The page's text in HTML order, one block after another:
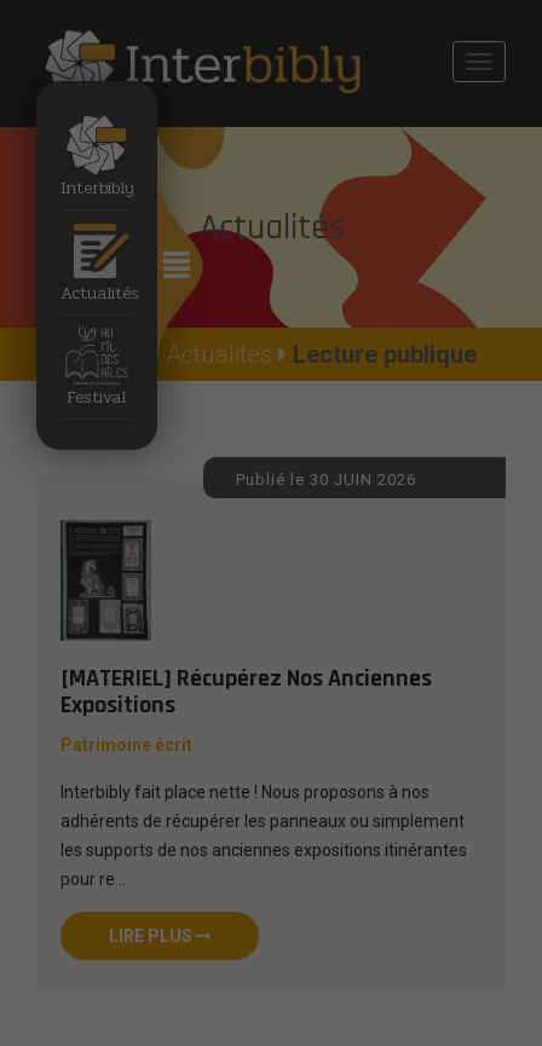
Interbibly
Actualités
Festival
Toggle
Actualités
Accueil Actualites Lecture publique
Publié le 30 JUIN 2026
[MATERIEL] Récupérez Nos Anciennes
Expositions
Patrimoine écrit
Interbibly fait place nette ! Nous proposons à nos
adhérents de récupérer les panneaux ou simplement
les supports de nos anciennes expositions itinérantes
pour re...
LIRE PLUS